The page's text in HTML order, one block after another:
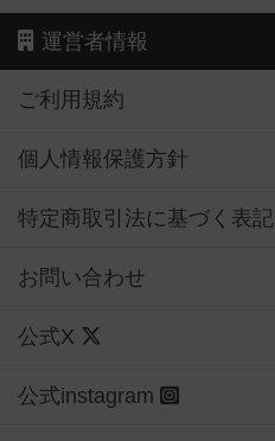
運営者情報
ご利用規約
個人情報保護方針
特定商取引法に基づく表記
お問い合わせ
公式X
公式instagram